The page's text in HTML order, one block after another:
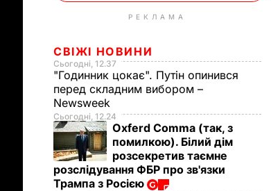
РЕКЛАМА
СВІЖІ НОВИНИ
Сьогодні, 12.37
"Годинник цокає". Путін опинився
перед складним вибором –
Newsweek
Сьогодні, 12.24
Oxferd Comma (так, з
помилкою). Білий дім
розсекретив таємне
розслідування ФБР про зв'язки
Трампа з Росією